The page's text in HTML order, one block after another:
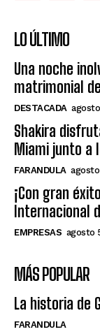
LO ÚLTIMO
Una noche
matrimonial
DESTACADA
Shakira
Miami junto a
FARANDULA
¡Con gran
Internacional
EMPRESAS agosto
MÁS POPULAR
La historia de
FARANDULA